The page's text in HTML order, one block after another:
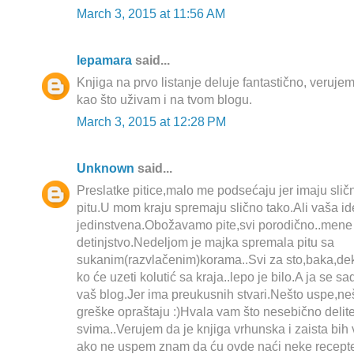
March 3, 2015 at 11:56 AM
lepamara said...
Knjiga na prvo listanje deluje fantastično,
kao što uživam i na tvom blogu.
March 3, 2015 at 12:28 PM
Unknown said...
Preslatke pitice,malo me podsećaju jer imaju
pitu.U mom kraju spremaju slično tako.Ali vaša
jedinstvena.Obožavamo pite,svi
detinjstvo.Nedeljom je majka spremala pitu sa
sukanim(razvlačenim)korama..Svi za
ko će uzeti kolutić sa kraja..lepo je bilo.A ja se
vaš blog.Jer ima preukusnih stvari.Nešto
greške opraštaju :)Hvala vam što nesebično
svima..Verujem da je knjiga vrhunska i zaista
ako ne uspem znam da ću ovde naći neke